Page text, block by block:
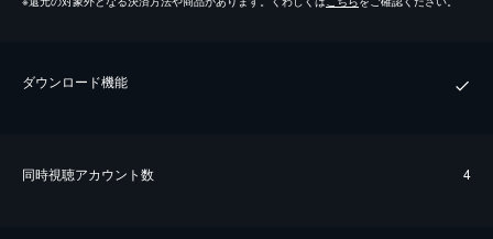
ダウンロード機能
同時視聴アカウント数 4